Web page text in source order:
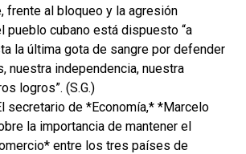
frente al bloqueo y la agresión
pueblo cubano está dispuesto “a
la última gota de sangre por defender
nuestra independencia, nuestra
logros”. (S.G.)
secretario de *Economía,* *Marcelo
la importancia de mantener el
entre los tres países de